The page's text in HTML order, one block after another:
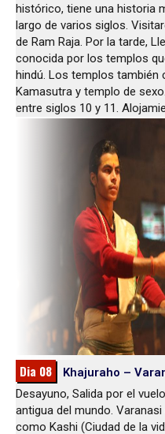
histórico, tiene una historia
largo de varios siglos.
de Ram Raja. Por la tarde,
conocida por los templos
hindú. Los templos
Kamasutra y templo de
entre siglos 10 y 11.
Dia 08
Khajuraho –
Desayuno, Salida por el
antigua del mundo.
como Kashi (Ciudad de la